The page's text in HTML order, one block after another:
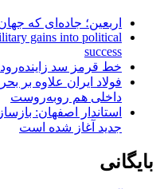
اربعین؛ جاده‌ای که
gains into political
success
خط قرمز سد زاینده‌رود، ۲۳۶ میلیون مترمکعب
فولاد ایران علاوه بر
داخلی هم روبه‌روست
استاندار اصفهان:
جدید آغاز شده است
بایگانی